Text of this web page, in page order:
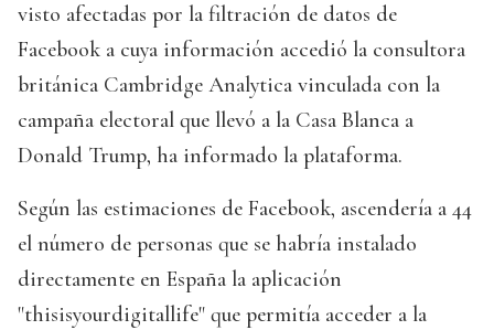
visto afectadas por la filtración de datos de
Facebook a cuya información accedió la consultora
británica Cambridge Analytica vinculada con la
campaña electoral que llevó a la Casa Blanca a
Donald Trump, ha informado la plataforma.
Según las estimaciones de Facebook, ascendería a 44
el número de personas que se habría instalado
directamente en España la aplicación
"thisisyourdigitallife" que permitía acceder a la